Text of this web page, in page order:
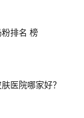
排名 榜
医院哪家好？